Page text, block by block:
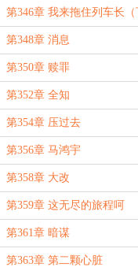
第346章 我来拖住列车长（
第348章 消息
第350章 赎罪
第352章 全知
第354章 压过去
第356章 马鸿宇
第358章 大改
第359章 这无尽的旅程呵
第361章 暗谋
第363章 第二颗心脏